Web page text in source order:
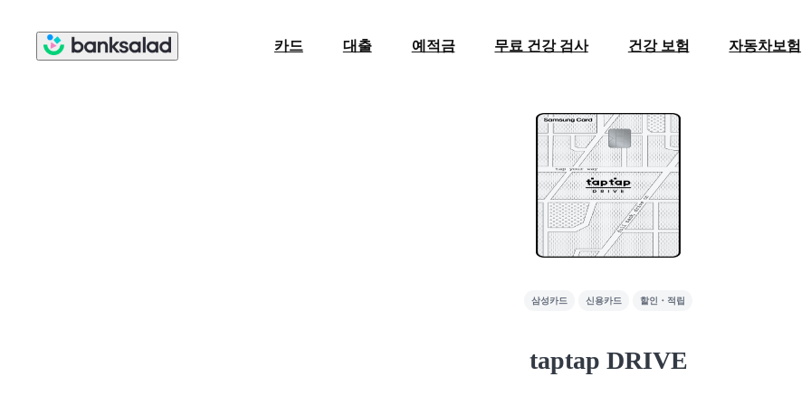
카드 대출 예적금 무료 건강 검사 건강 보험 자동차보험
삼성카드 신용카드 할인・적립
taptap DRIVE